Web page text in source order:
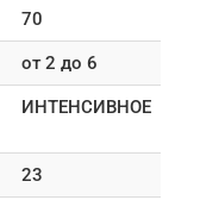
70
от 2 до 6
ИНТЕНСИВНОЕ
23